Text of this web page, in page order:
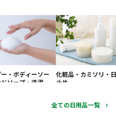
・ボディーソー
ソープ・洗濯洗
化粧品・カミソリ・
止め
全ての日用品一覧